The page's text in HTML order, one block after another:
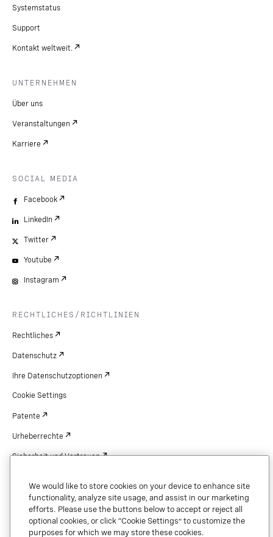
Copyright © 2026 Vonage. All rights reserved. VONAGE®, the V logo (
and other Vonage marks are registered trademarks of Vonage or its affiliates
in the United States and other countries.
Systemstatus
Support
Kontakt weltweit.
UNTERNEHMEN
Über uns
Veranstaltungen
Karriere
SOCIAL MEDIA
Facebook
LinkedIn
Twitter
Youtube
Instagram
RECHTLICHES/RICHTLINIEN
Rechtliches
Datenschutz
Ihre Datenschutzoptionen
Cookie Settings
Patente
Urheberrechte
Sicherheit und Vertrauen
We would like to store cookies on your device to enhance site
functionality, analyze site usage, and assist in our marketing
efforts. Please use the buttons below to accept or reject all
optional cookies, or click “Cookie Settings” to customize the
purposes for which we may store these cookies.